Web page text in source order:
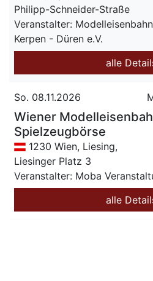
Philipp-Schneider-Straße
Veranstalter:
Kerpen - Düren e.V.
alle
So. 08.11.2026
Wiener
Spielzeugbörse
1230 Wien, Liesing,
Liesinger Platz 3
Veranstalter: Moba
alle